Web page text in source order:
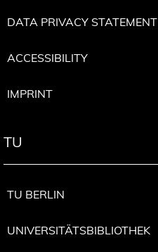
DATA PRIVACY STATEMENT
ACCESSIBILITY
IMPRINT
TU
TU BERLIN
UNIVERSITÄTSBIBLIOTHEK